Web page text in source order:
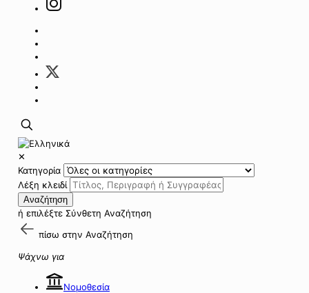
✕
Κατηγορία
Λέξη κλειδί
Αναζήτηση
ή επιλέξτε Σύνθετη Αναζήτηση
πίσω στην Αναζήτηση
Ψάχνω για
Νομοθεσία